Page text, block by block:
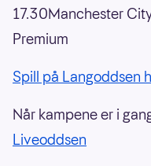
17.30Manchester
Premium
Spill på Langoddsen
Når kampene er i
Liveoddsen